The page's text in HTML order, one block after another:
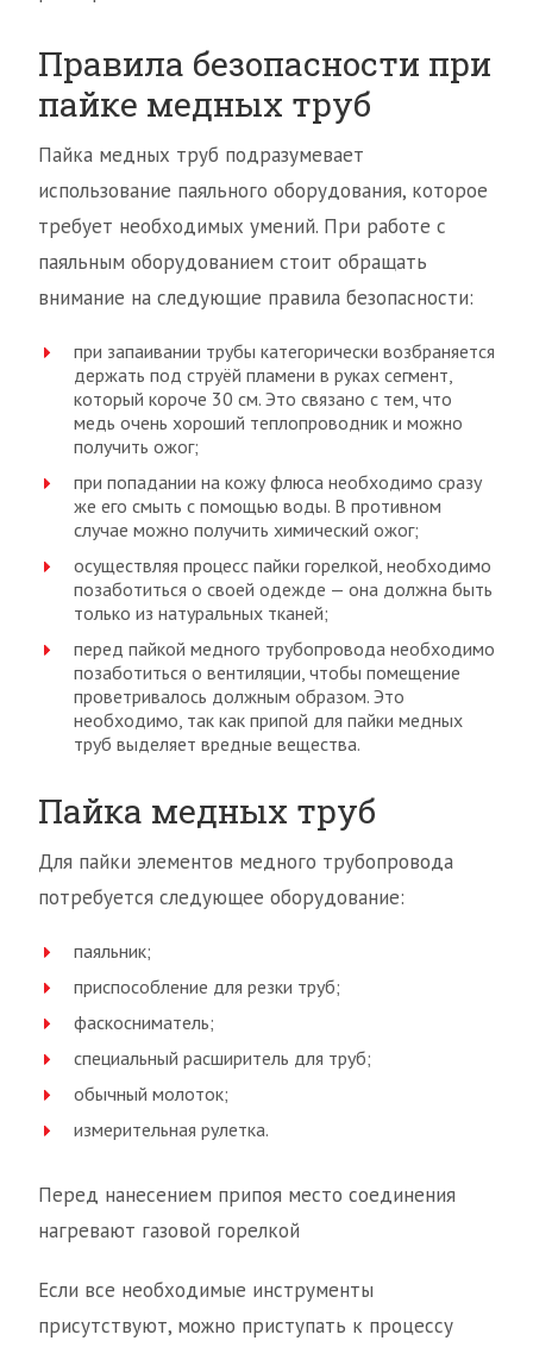
Правила безопасности при
пайке медных труб
Пайка медных труб подразумевает
использование паяльного оборудования, которое
требует необходимых умений. При работе с
паяльным оборудованием стоит обращать
внимание на следующие правила безопасности:
при запаивании трубы категорически возбраняется
держать под струёй пламени в руках сегмент,
который короче 30 см. Это связано с тем, что
медь очень хороший теплопроводник и можно
получить ожог;
при попадании на кожу флюса необходимо сразу
же его смыть с помощью воды. В противном
случае можно получить химический ожог;
осуществляя процесс пайки горелкой, необходимо
позаботиться о своей одежде — она должна быть
только из натуральных тканей;
перед пайкой медного трубопровода необходимо
позаботиться о вентиляции, чтобы помещение
проветривалось должным образом. Это
необходимо, так как припой для пайки медных
труб выделяет вредные вещества.
Пайка медных труб
Для пайки элементов медного трубопровода
потребуется следующее оборудование:
паяльник;
приспособление для резки труб;
фаскосниматель;
специальный расширитель для труб;
обычный молоток;
измерительная рулетка.
Перед нанесением припоя место соединения
нагревают газовой горелкой
Если все необходимые инструменты
присутствуют, можно приступать к процессу